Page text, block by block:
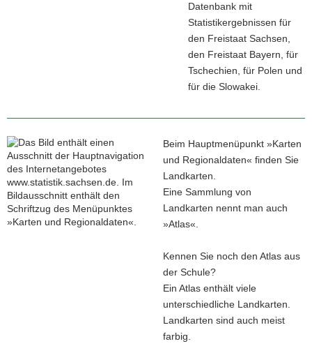
Datenbank mit
Statistikergebnissen für
den Freistaat Sachsen,
den Freistaat Bayern, für
Tschechien, für Polen und
für die Slowakei.
Beim Hauptmenüpunkt »Karten
und Regionaldaten« finden Sie
Landkarten.
Eine Sammlung von
Landkarten nennt man auch
»Atlas«.
Kennen Sie noch den Atlas aus
der Schule?
Ein Atlas enthält viele
unterschiedliche Landkarten.
Landkarten sind auch meist
farbig.